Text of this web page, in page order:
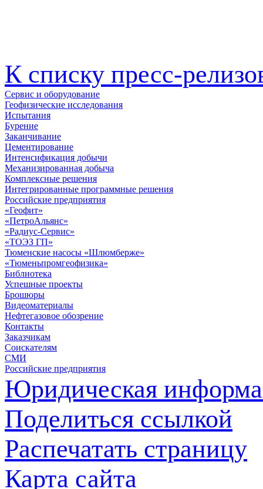
К списку пресс-
Сервис и оборудование
Геофизические исследования
Испытания
Бурение
Заканчивание
Цементирование
Интенсификация добычи
Механизированная добыча
Комплексные решения
Интегрированные программные решения
Российские предприятия
«Геофит»
«ПетроАльянс»
«Радиус-Сервис»
«ТОЭЗ ГП»
Тюменские насосы «Шлюмберже»
«Тюменьпромгеофизика»
Библиотека
Успешные проекты
Брошюры
Видеоматериалы
Нефтегазовое обозрение
Контакты
Заказчикам
Соискателям
СМИ
Российские предприятия
Юридическая
Поделиться ссылкой
Распечатать страницу
Карта сайта